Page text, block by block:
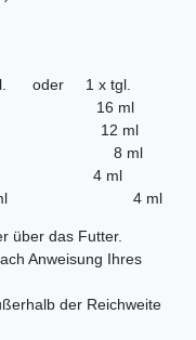
1 x tgl.
ml 16 ml
ml 12 ml
ml 8 ml
2 ml 4 ml
4 ml
über das Futter.
Anweisung Ihres
der Reichweite